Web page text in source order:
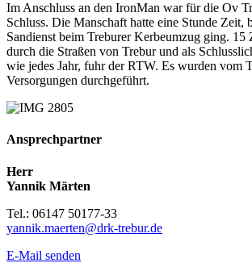
Im Anschluss an den IronMan war für die Ov
Schluss. Die Manschaft hatte eine Stunde Zeit,
Sandienst beim Treburer Kerbeumzug ging. 15
durch die Straßen von Trebur und als
wie jedes Jahr, fuhr der RTW. Es wurden vom
Versorgungen durchgeführt.
Ansprechpartner
Herr
Yannik Märten
Tel.: 06147 50177-33
yannik.maerten@drk-trebur.de
E-Mail senden